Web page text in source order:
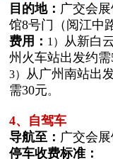
目的地： 广交会
馆8号门（阅江中
费用： 1） 从新白
州火车站出发约需
3） 从广州南站出
需30元。
4、自驾车
导航至： 广交会
停车收费标准：